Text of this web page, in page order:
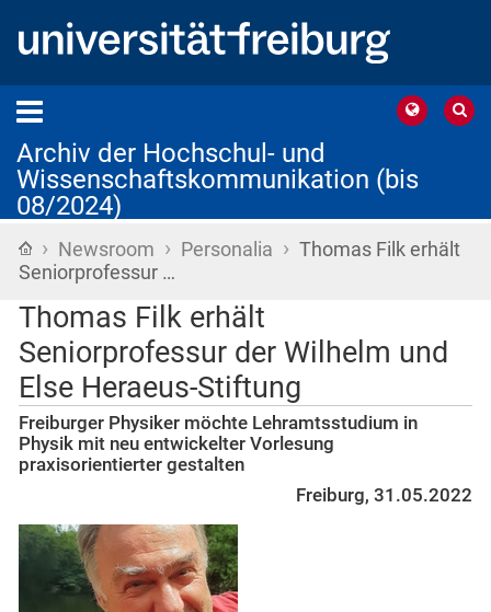
Archiv der Hochschul- und
Wissenschaftskommunikation (bis
08/2024)
Startseite
› Newsroom › Personalia › Thomas Filk erhält
Seniorprofessur …
Thomas Filk erhält
Seniorprofessur der Wilhelm und
Else Heraeus-Stiftung
Freiburger Physiker möchte Lehramtsstudium in
Physik mit neu entwickelter Vorlesung
praxisorientierter gestalten
Freiburg, 31.05.2022